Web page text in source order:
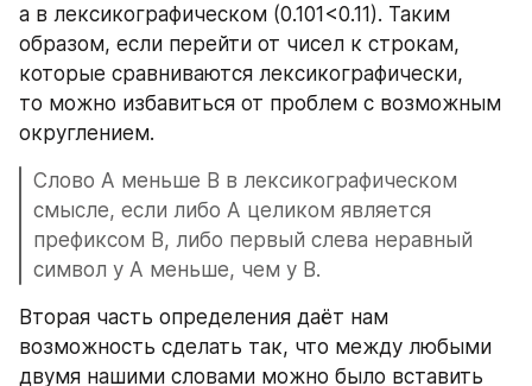
а в лексикографическом (0.101<0.11). Таким
образом, если перейти от чисел к строкам,
которые сравниваются лексикографически,
то можно избавиться от проблем с возможным
округлением.
Слово А меньше B в лексикографическом
смысле, если либо А целиком является
префиксом В, либо первый слева неравный
символ у А меньше, чем у В.
Вторая часть определения даёт нам
возможность сделать так, что между любыми
двумя нашими словами можно было вставить